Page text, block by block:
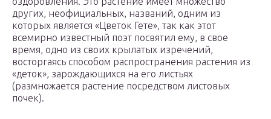
других, неофициальных, названий, одним из
которых является «Цветок Гете», так как этот
всемирно известный поэт посвятил ему, в свое
время, одно из своих крылатых изречений,
восторгаясь способом распространения растения из
«деток», зарождающихся на его листьях
(размножается растение посредством листовых
почек).